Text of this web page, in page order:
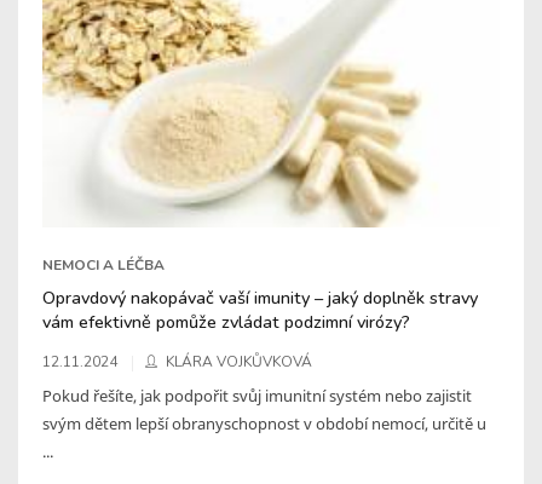
NEMOCI A LÉČBA
Opravdový nakopávač vaší imunity – jaký doplněk stravy
vám efektivně pomůže zvládat podzimní virózy?
12.11.2024 KLÁRA VOJKŮVKOVÁ
Pokud řešíte, jak podpořit svůj imunitní systém nebo zajistit
svým dětem lepší obranyschopnost v období nemocí, určitě u
...